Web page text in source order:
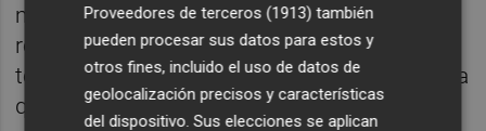
multiplicando hasta convertirse en un
referente, no solo en la provincia, sino en
toda la Comunidad, e incluso fuera de ella, ya
que hasta Benicàssim acuden ex profeso,
Proveedores de terceros (1913) también
pueden procesar sus datos para estos y
otros fines, incluido el uso de datos de
geolocalización precisos y características
del dispositivo. Sus elecciones se aplican